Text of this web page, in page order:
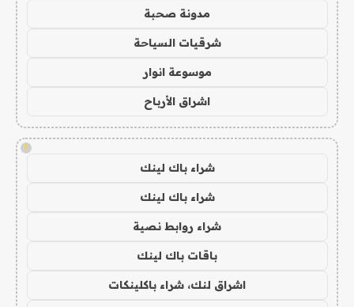
مدونة صحبة
شرقيات السياحة
موسوعة انوار
اشراق الأرباح
!
شراء باك لينك
شراء باك لينك
شراء روابط نصية
باقات باك لينك
اشراق لنك، شراء باكلينكات